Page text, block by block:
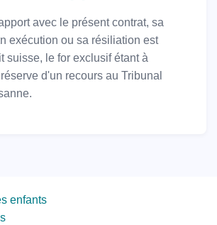
avec le présent contrat, sa
exécution ou sa résiliation est
suisse, le for exclusif étant à
d'un recours au Tribunal
enfants